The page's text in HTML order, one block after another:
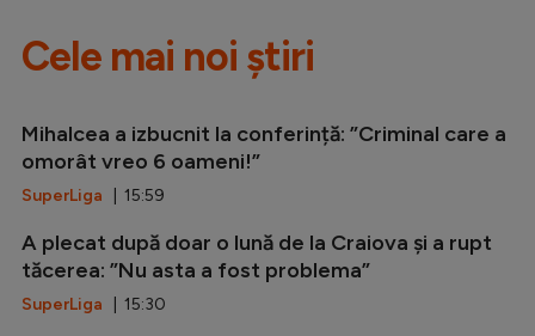
Cele mai noi știri
Mihalcea a izbucnit la conferință: ”Criminal care a
omorât vreo 6 oameni!”
SuperLiga | 15:59
A plecat după doar o lună de la Craiova și a rupt
tăcerea: ”Nu asta a fost problema”
SuperLiga | 15:30